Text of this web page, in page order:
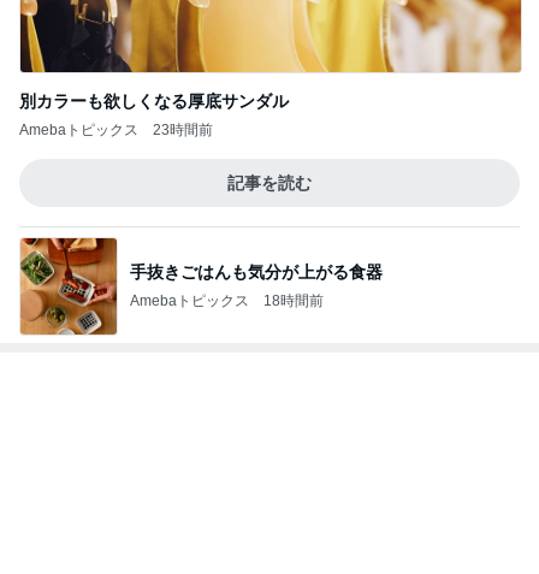
別カラーも欲しくなる厚底サンダル
Amebaトピックス 23時間前
記事を読む
手抜きごはんも気分が上がる食器
Amebaトピックス 18時間前